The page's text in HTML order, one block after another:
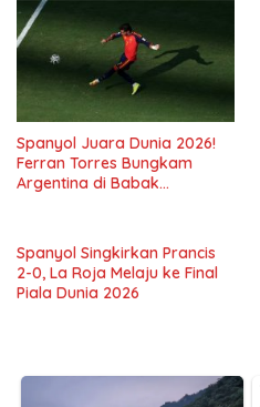
Spanyol Juara Dunia 2026!
Ferran Torres Bungkam
Argentina di Babak
Spanyol Singkirkan Prancis
2-0, La Roja Melaju ke Final
Piala Dunia 2026